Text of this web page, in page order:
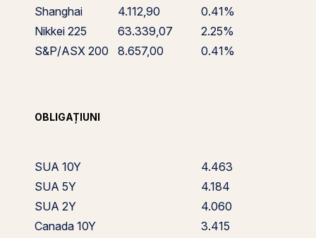
Shanghai
4.112,90
0.41%
Nikkei 225
63.339,07
2.25%
S&P/ASX 200
8.657,00 0.41%
OBLIGAȚIUNI
SUA 10Y
4.463
SUA 5Y
4.184
SUA 2Y
4.060
Canada 10Y
3.415